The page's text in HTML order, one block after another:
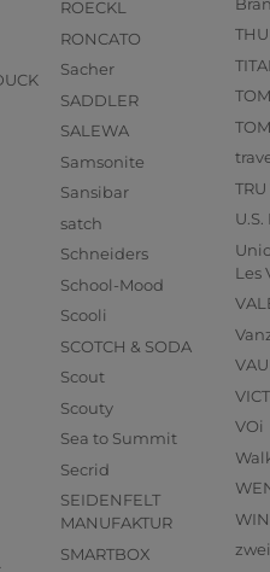
ROECKL
RONCATO
Sacher
SADDLER
SALEWA
Samsonite
Sansibar
satch
Schneiders
School-Mood
Scooli
SCOTCH & SODA
Scout
Scouty
Sea to Summit
Secrid
SEIDENFELT
MANUFAKTUR
SMARTBOX
TRU
U.S.
Les
VOi
zwei